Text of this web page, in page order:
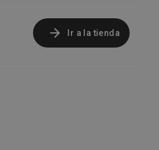
Ir a la tienda